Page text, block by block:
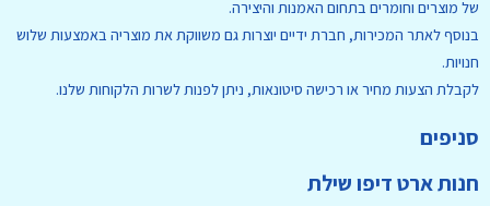
של מוצרים וחומרים בתחום האמנות והיצירה.
בנוסף לאתר המכירות, חברת ידיים יוצרות גם משווקת את מוצריה באמצעות שלוש
חנויות.
לקבלת הצעות מחיר או רכישה סיטונאות, ניתן לפנות לשרות הלקוחות שלנו.
סניפים
חנות ארט דיפו שילת